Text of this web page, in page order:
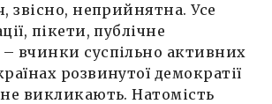
звісно, неприйнятна. Усе
пікети, публічне
вчинки суспільно активних
розвинутої демократії
викликають. Натомість